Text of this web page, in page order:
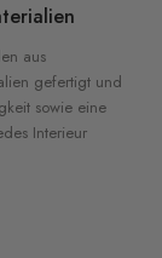
aus
gefertigt und
sowie eine
Interieur